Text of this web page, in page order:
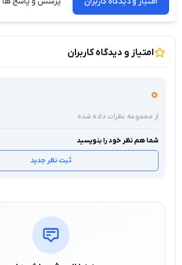
امتیاز و دیدگاه کاربران
0
از مجموعه نظرات داده شده
شما هم نظر خود را بنویسید
ثبت نظر جدید